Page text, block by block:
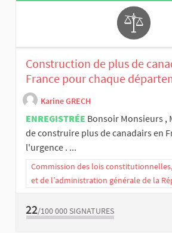
Construction de plus de
France pour chaque
Karine GRECH
ENREGISTRÉE Bonsoir Monsieurs ,
de construire plus de canadairs en
l'urgence . ...
Commission des lois
et de l’administration générale de la
22/100 000 SIGNATURES